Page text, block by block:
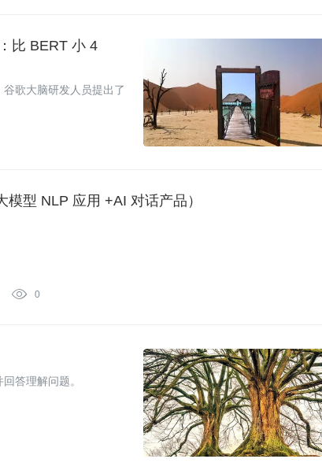
比 BERT 小 4
歌大脑研发人员提出了
型 NLP 应用 +AI 对话产品）
 0
答理解问题。